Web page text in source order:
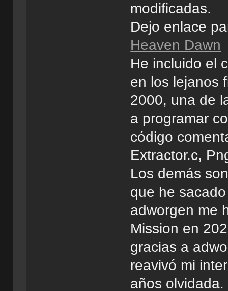
modificadas.
Dejo enlace
Heaven Dawn
He incluido el
en los lejanos
2000, una de
a programar
código
Extractor.c,
Los demás
que he
adworgen me
Mission en
gracias a
reavivó mi
años olvidada.